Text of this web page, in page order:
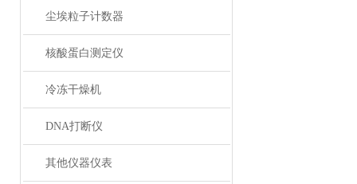
尘埃粒子计数器
核酸蛋白测定仪
冷冻干燥机
DNA打断仪
其他仪器仪表